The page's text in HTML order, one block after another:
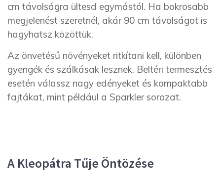
cm távolságra ültesd egymástól. Ha bokrosabb
megjelenést szeretnél, akár 90 cm távolságot is
hagyhatsz közöttük.
Az önvetésű növényeket ritkítani kell, különben
gyengék és szálkásak lesznek. Beltéri termesztés
esetén válassz nagy edényeket és kompaktabb
fajtákat, mint például a Sparkler sorozat.
A Kleopátra Tűje Öntözése